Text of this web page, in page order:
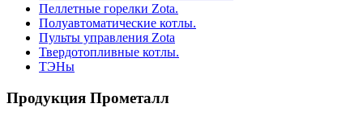
Пеллетные горелки Zota.
Полуавтоматические котлы.
Пульты управления Zota
Твердотопливные котлы.
ТЭНы
Продукция Прометалл